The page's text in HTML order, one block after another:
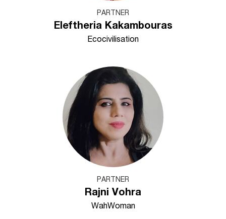
PARTNER
Eleftheria Kakambouras
Ecocivilisation
PARTNER
Rajni Vohra
WahWoman